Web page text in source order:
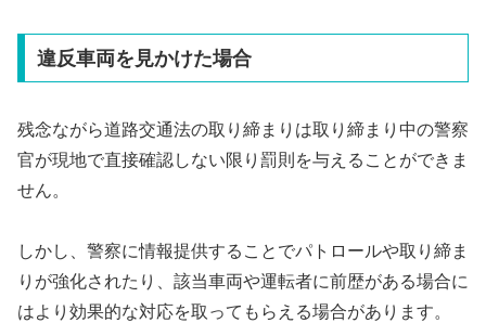
違反車両を見かけた場合
残念ながら道路交通法の取り締まりは取り締まり中の警察
官が現地で直接確認しない限り罰則を与えることができま
せん。
しかし、警察に情報提供することでパトロールや取り締ま
りが強化されたり、該当車両や運転者に前歴がある場合に
はより効果的な対応を取ってもらえる場合があります。